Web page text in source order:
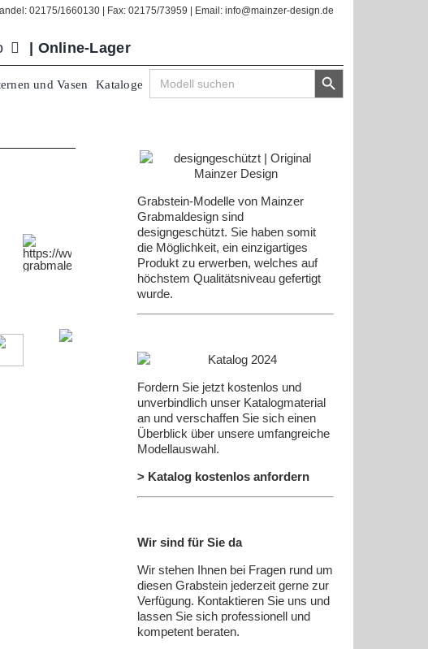
02175/1660130 | Fax: 02175/73959 | Email: info@mainzer-design.de
| Online-Lager
und Vasen Kataloge
Search
for:
Search Button
Grabstein-Modelle von Mainzer
Grabmaldesign sind
designgeschützt. Sie haben somit
die Möglichkeit, ein einzigartiges
Produkt zu erwerben, welches auf
höchstem Qualitätsniveau gefertigt
wurde.
Fordern Sie jetzt kostenlos und
unverbindlich unser Katalogmaterial
an und verschaffen Sie sich einen
Überblick über unsere umfangreiche
Modellauswahl.
> Katalog kostenlos anfordern
Wir sind für Sie da
Wir stehen Ihnen bei Fragen rund um
diesen Grabstein jederzeit gerne zur
Verfügung. Kontaktieren Sie uns und
lassen Sie sich professionell und
kompetent beraten.